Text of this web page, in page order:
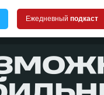
Ежедневный подкаст